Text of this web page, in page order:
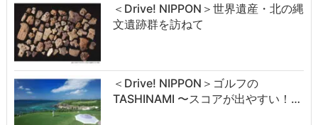
＜Drive! NIPPON＞世界遺産・北の縄
文遺跡群を訪ねて
＜Drive! NIPPON＞ゴルフの
TASHINAMI 〜スコアが出やすい！…